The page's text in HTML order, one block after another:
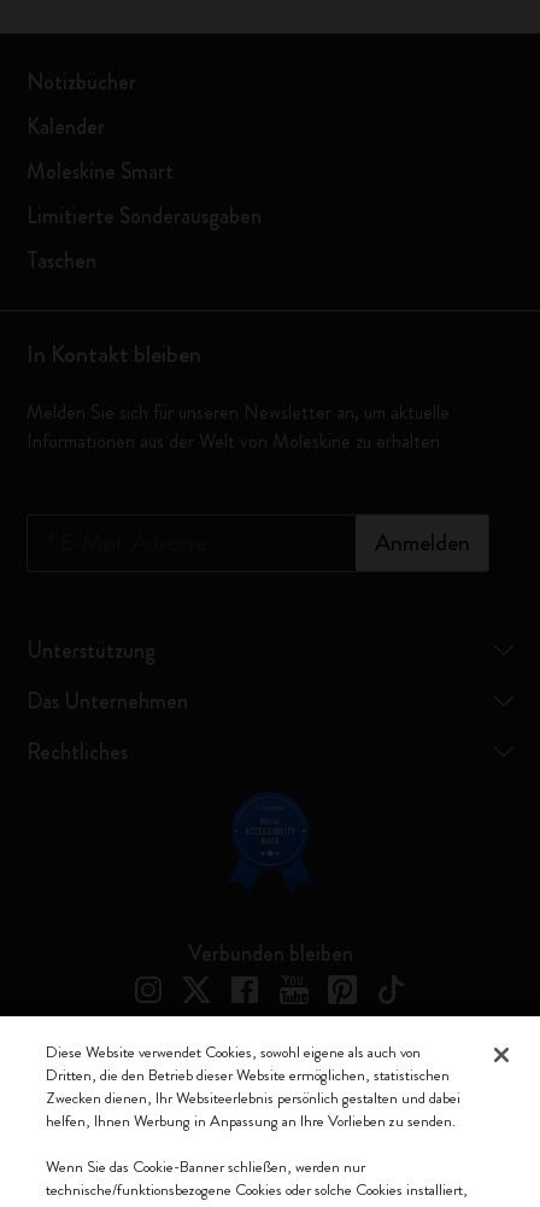
Notizbücher
Kalender
Moleskine Smart
Limitierte Sonderausgaben
Taschen
In Kontakt bleiben
Melden Sie sich für unseren Newsletter an, um aktuelle
Informationen aus der Welt von Moleskine zu erhalten
Anmelden
Unterstützung
Das Unternehmen
Rechtliches
Verbunden bleiben
Moleskine ® ist ein eingetragenes Warenzeichen von Moleskine Srl a
socio unico
Italia - P. IVA / CCIAA n. 07234480965 - REA MI 1945400 - Cap.
Soc. €2.181.513,42
Diese Website verwendet Cookies, sowohl eigene als auch von
Dritten, die den Betrieb dieser Website ermöglichen, statistischen
Zwecken dienen, Ihr Websiteerlebnis persönlich gestalten und dabei
helfen, Ihnen Werbung in Anpassung an Ihre Vorlieben zu senden.
Wenn Sie das Cookie-Banner schließen, werden nur
technische/funktionsbezogene Cookies oder solche Cookies installiert,